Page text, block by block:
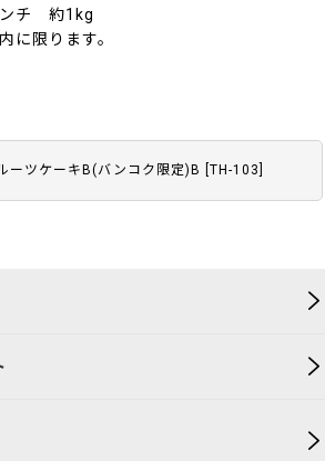
ーツケーキB(バンコク限定)B TH-103
チ 約1kg
に限ります。